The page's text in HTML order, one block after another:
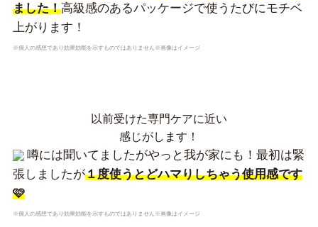
ました！高級感のあるパッケージで使うたびにモチベ
上がります！
※個人の感想であり効果効能を示すものではありません※画像はイメージ
以前受けた専門ケアに近い
感じがします！
噂には聞いてましたがやっと我が家にも！最初は緊
張しましたが１度使うとどハマりしちゃう使用感です
🩷
※個人の感想であり効果効能を示すものではありません※画像はイメージ